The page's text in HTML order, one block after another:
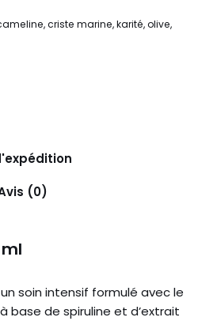
,criste marine,karité,olive,
(0)
soin intensif formulé avec le
base de spiruline et d’extrait